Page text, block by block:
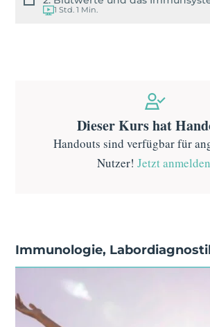
1 Std. 1 Min.
Dieser Kurs hat
Handouts sind verfügbar für
Nutzer! Jetzt anmelden
Immunologie,